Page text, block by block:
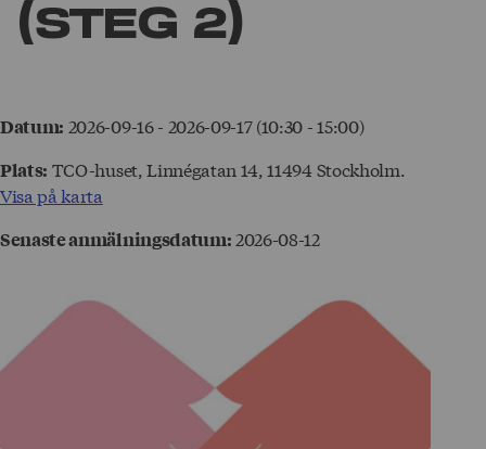
(Steg 2)
Datum: 2026-09-16 - 2026-09-17 (10:30 - 15:00)
Plats: TCO-huset, Linnégatan 14, 11494 Stockholm.
Visa på karta
Senaste anmälningsdatum: 2026-08-12